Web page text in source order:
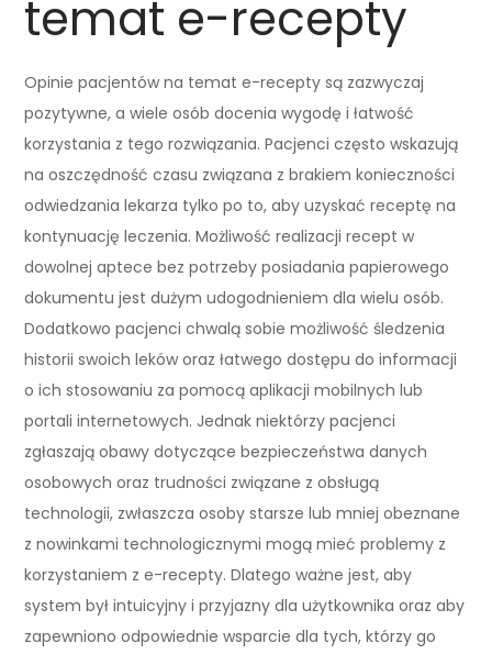
temat e-recepty
Opinie pacjentów na temat e-recepty są zazwyczaj
pozytywne, a wiele osób docenia wygodę i łatwość
korzystania z tego rozwiązania. Pacjenci często wskazują
na oszczędność czasu związana z brakiem konieczności
odwiedzania lekarza tylko po to, aby uzyskać receptę na
kontynuację leczenia. Możliwość realizacji recept w
dowolnej aptece bez potrzeby posiadania papierowego
dokumentu jest dużym udogodnieniem dla wielu osób.
Dodatkowo pacjenci chwalą sobie możliwość śledzenia
historii swoich leków oraz łatwego dostępu do informacji
o ich stosowaniu za pomocą aplikacji mobilnych lub
portali internetowych. Jednak niektórzy pacjenci
zgłaszają obawy dotyczące bezpieczeństwa danych
osobowych oraz trudności związane z obsługą
technologii, zwłaszcza osoby starsze lub mniej obeznane
z nowinkami technologicznymi mogą mieć problemy z
korzystaniem z e-recepty. Dlatego ważne jest, aby
system był intuicyjny i przyjazny dla użytkownika oraz aby
zapewniono odpowiednie wsparcie dla tych, którzy go